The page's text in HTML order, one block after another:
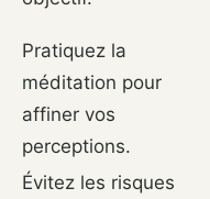
Pratiquez la
méditation pour
affiner vos
perceptions.
Évitez les risques